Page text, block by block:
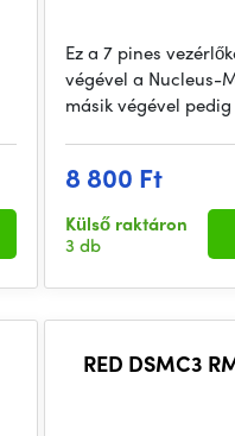
Ez a 7 pines
végével a Nucleus-
másik végével pedig
8 800 Ft
Külső raktáron
3 db
RED DSMC3